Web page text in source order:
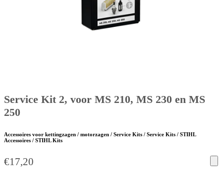
Service Kit 2, voor MS 210, MS 230 en MS
250
Accessoires voor kettingzagen / motorzagen / Service Kits / Service Kits / STIHL
Accessoires / STIHL Kits
€17,20